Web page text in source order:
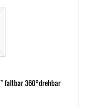
faltbar 360°drehbar